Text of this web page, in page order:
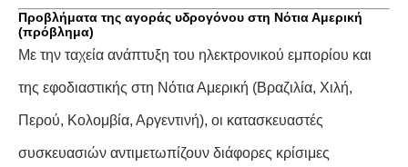
Προβλήματα της αγοράς υδρογόνου στη Νότια Αμερική
(πρόβλημα)
Με την ταχεία ανάπτυξη του ηλεκτρονικού εμπορίου και
της εφοδιαστικής στη Νότια Αμερική (Βραζιλία, Χιλή,
Περού, Κολομβία, Αργεντινή), οι κατασκευαστές
συσκευασιών αντιμετωπίζουν διάφορες κρίσιμες